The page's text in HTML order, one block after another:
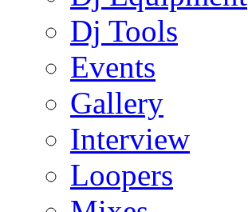
Dj Tools
Events
Gallery
Interview
Loopers